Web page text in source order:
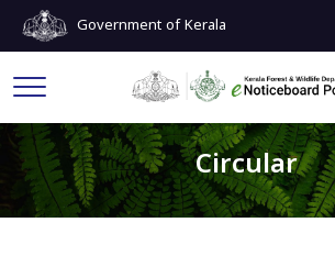
Government of Kerala
Circular